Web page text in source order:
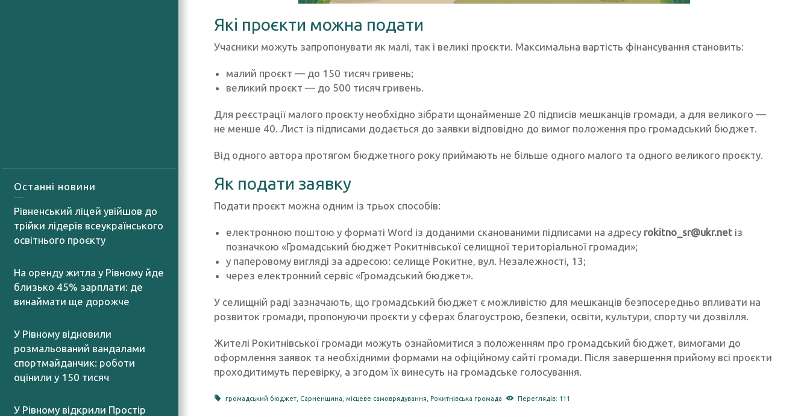
Останні новини
Рівненський ліцей увійшов до
трійки лідерів всеукраїнського
освітнього проєкту
На оренду житла у Рівному йде
близько 45% зарплати: де
винаймати ще дорожче
У Рівному відновили
розмальований вандалами
спортмайданчик: роботи
оцінили у 150 тисяч
У Рівному відкрили Простір
Які проєкти можна подати
Учасники можуть запропонувати як малі, так і великі проєкти. Максимальна вартість фінансування становить:
малий проєкт — до 150 тисяч гривень;
великий проєкт — до 500 тисяч гривень.
Для реєстрації малого проєкту необхідно зібрати щонайменше 20 підписів мешканців громади, а для великого —
не менше 40. Лист із підписами додається до заявки відповідно до вимог положення про громадський бюджет.
Від одного автора протягом бюджетного року приймають не більше одного малого та одного великого проєкту.
Як подати заявку
Подати проєкт можна одним із трьох способів:
електронною поштою у форматі Word із доданими сканованими підписами на адресу rokitno_sr@ukr.netіз
позначкою «Громадський бюджет Рокитнівської селищної територіальної громади»;
у паперовому вигляді за адресою: селище Рокитне, вул. Незалежності, 13;
через електронний сервіс «Громадський бюджет».
У селищній раді зазначають, що громадський бюджет є можливістю для мешканців безпосередньо впливати на
розвиток громади, пропонуючи проєкти у сферах благоустрою, безпеки, освіти, культури, спорту чи дозвілля.
Жителі Рокитнівської громади можуть ознайомитися з положенням про громадський бюджет, вимогами до
оформлення заявок та необхідними формами на офіційному сайті громади. Після завершення прийому всі проєкти
проходитимуть перевірку, а згодом їх винесуть на громадське голосування.
громадський бюджет Сарненщина ,місцеве самоврядування ,Рокитнівська громада Переглядів: 111